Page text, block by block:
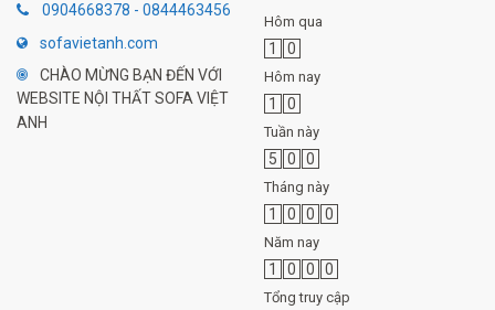
0904668378 - 0844463456
sofavietanh.com
CHÀO MỪNG BẠN ĐẾN VỚI
WEBSITE NỘI THẤT SOFA VIỆT
ANH
Hôm qua
1 0
Hôm nay
1 0
Tuần này
5 0 0
Tháng này
1 0 0 0
Năm nay
1 0 0 0
Tổng truy cập